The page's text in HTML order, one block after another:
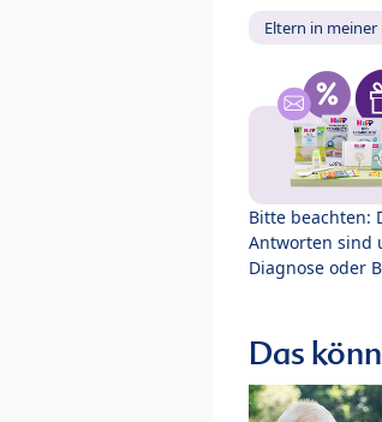
Eltern in meiner
Bitte beachten:
Antworten sind
Diagnose oder
Das